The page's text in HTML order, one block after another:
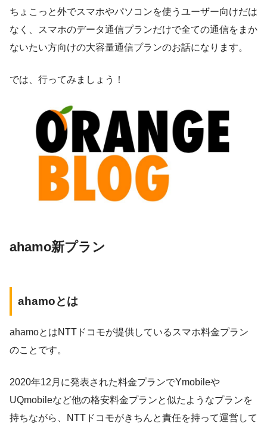
ちょこっと外でスマホやパソコンを使うユーザー向けだは
なく、スマホのデータ通信プランだけで全ての通信をまか
ないたい方向けの大容量通信プランのお話になります。
では、行ってみましょう！
ahamo新プラン
ahamoとは
ahamoとはNTTドコモが提供しているスマホ料金プラン
のことです。
2020年12月に発表された料金プランでYmobileや
UQmobileなど他の格安料金プランと似たようなプランを
持ちながら、NTTドコモがきちんと責任を持って運営して